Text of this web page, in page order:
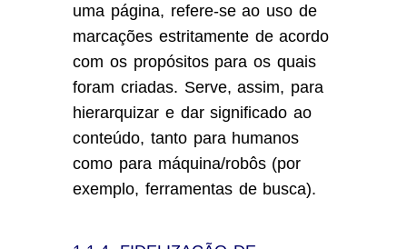
uma página, refere-se ao uso de
marcações estritamente de acordo
com os propósitos para os quais
foram criadas. Serve, assim, para
hierarquizar e dar significado ao
conteúdo, tanto para humanos
como para máquina/robôs (por
exemplo, ferramentas de busca).